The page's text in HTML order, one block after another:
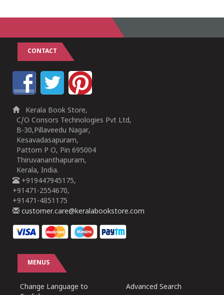
CONTACT
Kerala Book Store,
C/O Consors Technologies Pvt Ltd,
B-30,Pillaveedu Nagar,
Kesavadasapuram,
Pattom P O, Pin 695004
Thiruvananthapuram,
Kerala, India.
+919447945175,
+91471-2554670,
+91471-4851175
customer.care@keralabookstore.com
MENUS
Change Language to
Advanced Search